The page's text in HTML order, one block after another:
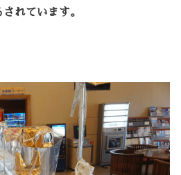
れています。